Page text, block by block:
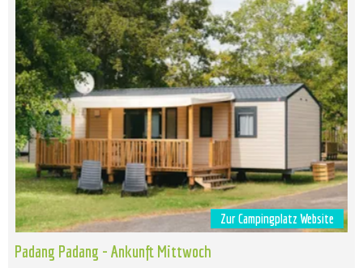
Zur Campingplatz Website
Padang Padang - Ankunft Mittwoch